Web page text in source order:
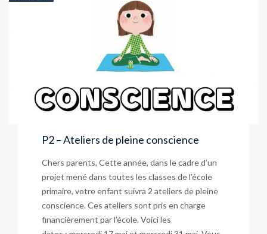
P2 – Ateliers de pleine conscience
Chers parents, Cette année, dans le cadre d’un
projet mené dans toutes les classes de l’école
primaire, votre enfant suivra 2 ateliers de pleine
conscience. Ces ateliers sont pris en charge
financièrement par l’école. Voici les